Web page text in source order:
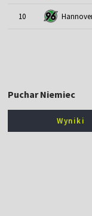
10
Puchar Niemiec
Wyniki